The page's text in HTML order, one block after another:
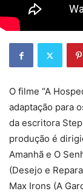
O filme “A
adaptação para
da escritora
produção é
Amanhã e O
(Desejo e
Max Irons (A